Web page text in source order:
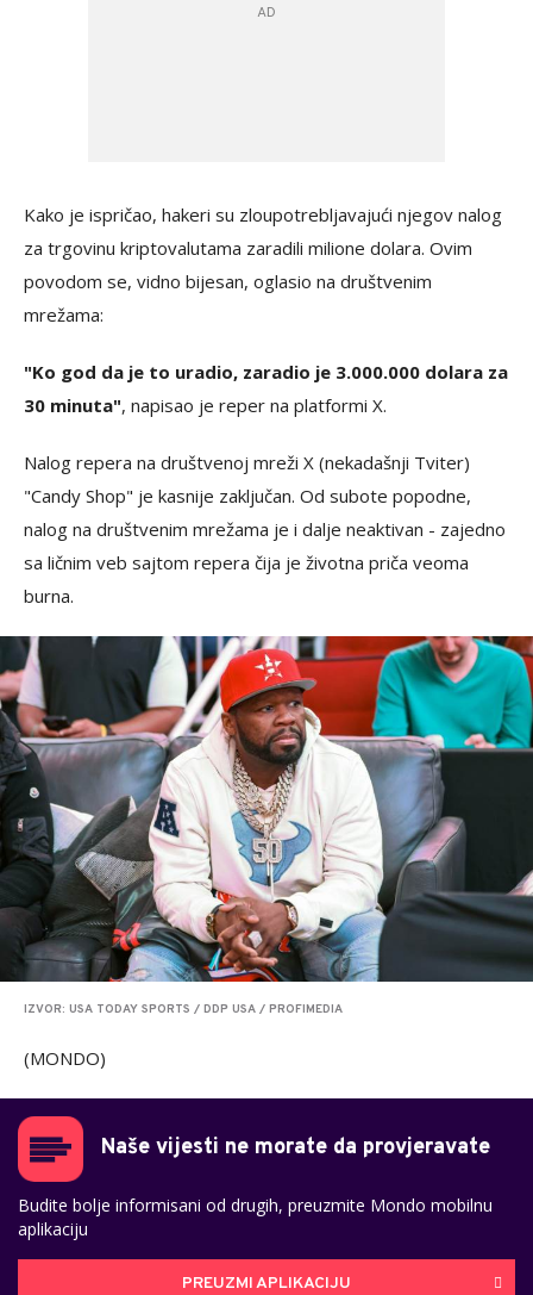
Kako je ispričao, hakeri su zloupotrebljavajući njegov nalog
za trgovinu kriptovalutama zaradili milione dolara. Ovim
povodom se, vidno bijesan, oglasio na društvenim
mrežama:
"Ko god da je to uradio, zaradio je 3.000.000 dolara za
30 minuta", napisao je reper na platformi X.
Nalog repera na društvenoj mreži X (nekadašnji Tviter)
"Candy Shop" je kasnije zaključan. Od subote popodne,
nalog na društvenim mrežama je i dalje neaktivan - zajedno
sa ličnim veb sajtom repera čija je životna priča veoma
burna.
IZVOR: USA TODAY SPORTS / DDP USA / PROFIMEDIA
(MONDO)
Naše vijesti ne morate da provjeravate
Budite bolje informisani od drugih, preuzmite Mondo mobilnu
aplikaciju
PREUZMI APLIKACIJU